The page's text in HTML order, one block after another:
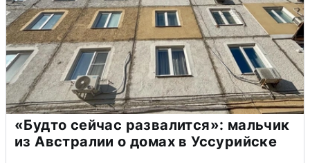
«Будто сейчас развалится»: мальчик
из Австралии о домах в Уссурийске